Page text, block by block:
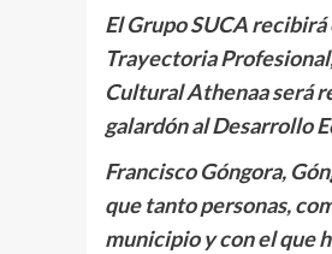
El Grupo SUCA
Trayectoria
Cultural Athenaa será
galardón al Desarrollo
Francisco Góngora,
que tanto personas,
municipio y con el que